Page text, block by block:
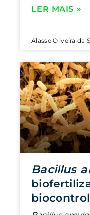
LER MAIS »
Alasse Oliveira da
Bacillus